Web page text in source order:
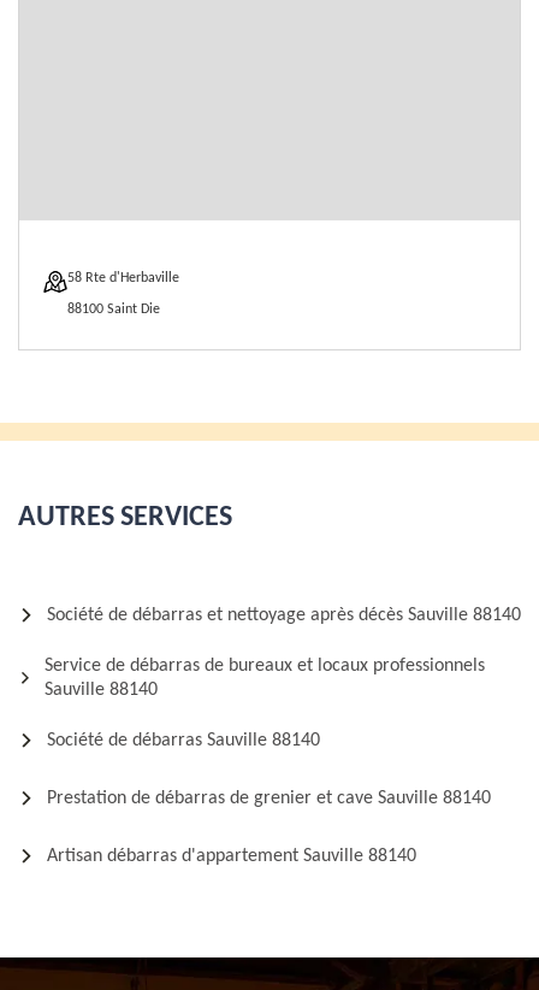
58 Rte d'Herbaville
88100 Saint Die
AUTRES SERVICES
Société de débarras et nettoyage après décès Sauville 88140
Service de débarras de bureaux et locaux professionnels
Sauville 88140
Société de débarras Sauville 88140
Prestation de débarras de grenier et cave Sauville 88140
Artisan débarras d'appartement Sauville 88140